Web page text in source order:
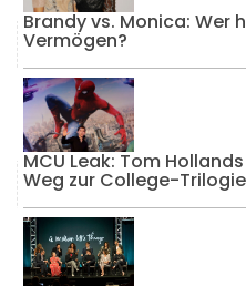
Brandy vs. Monica: Wer
Vermögen?
MCU Leak: Tom
Weg zur College-Trilogie